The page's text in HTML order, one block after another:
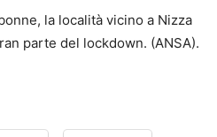
la località vicino a Nizza
parte del lockdown. (ANSA).